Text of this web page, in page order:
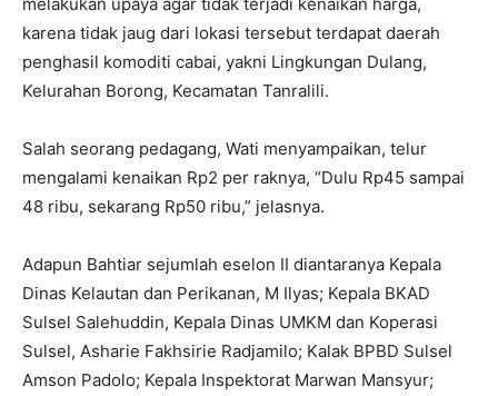
karena tidak jaug dari lokasi tersebut terdapat daerah
penghasil komoditi cabai, yakni Lingkungan Dulang,
Kelurahan Borong, Kecamatan Tanralili.
Salah seorang pedagang, Wati menyampaikan, telur
mengalami kenaikan Rp2 per raknya, “Dulu Rp45 sampai
48 ribu, sekarang Rp50 ribu,” jelasnya.
Adapun Bahtiar sejumlah eselon II diantaranya Kepala
Dinas Kelautan dan Perikanan, M Ilyas; Kepala BKAD
Sulsel Salehuddin, Kepala Dinas UMKM dan Koperasi
Sulsel, Asharie Fakhsirie Radjamilo; Kalak BPBD Sulsel
Amson Padolo; Kepala Inspektorat Marwan Mansyur;